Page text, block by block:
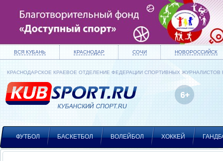
ВСЯ КУБАНЬ КРАСНОДАР СОЧИ НОВОРОССИЙСК
КРАСНОДАРСКОЕ КРАЕВОЕ ОТДЕЛЕНИЕ ФЕДЕРАЦИИ СПОРТИВНЫХ ЖУРНАЛИСТОВ
ФУТБОЛ БАСКЕТБОЛ ВОЛЕЙБОЛ ХОККЕЙ